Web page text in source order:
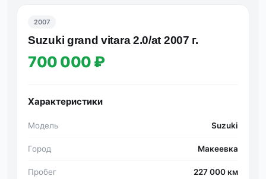
2007
Suzuki grand vitara 2.0/аt 2007 г.
700 000 ₽
Характеристики
Модель Suzuki
Город Макеевка
Пробег 227 000 км